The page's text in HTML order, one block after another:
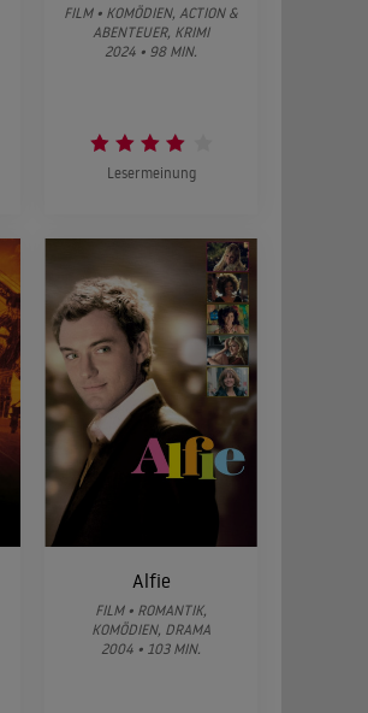
FILM • KOMÖDIEN, ACTION &
ABENTEUER, KRIMI
2024 • 98 MIN.
Lesermeinung
Alfie
FILM • ROMANTIK,
KOMÖDIEN, DRAMA
2004 • 103 MIN.